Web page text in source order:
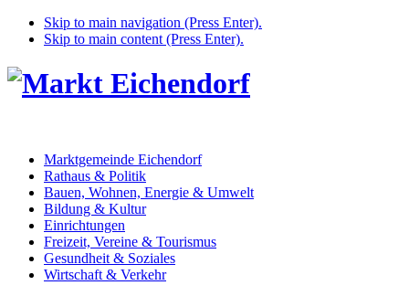
Skip to main navigation (Press Enter).
Skip to main content (Press Enter).
Marktgemeinde Eichendorf
Rathaus & Politik
Bauen, Wohnen, Energie & Umwelt
Bildung & Kultur
Einrichtungen
Freizeit, Vereine & Tourismus
Gesundheit & Soziales
Wirtschaft & Verkehr